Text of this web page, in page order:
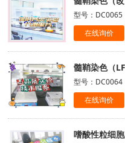
型号：DC0065
在线询价
髓鞘染色（
型号：DC0064
在线询价
嗜酸性粒细